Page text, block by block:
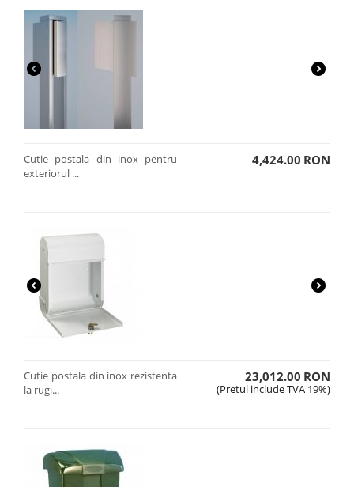
Cutie postala din inox pentru
exteriorul ...
4,424.00 RON
Cutie postala din inox rezistenta
la rugi...
23,012.00 RON
(Pretul include TVA 19%)